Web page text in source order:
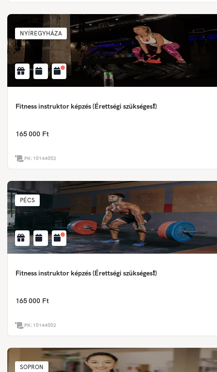
NYÍREGYHÁZA
Fitness instruktor képzés (Érettségi szükséges❗)
165 000 Ft
PK: 10144002
PÉCS
Fitness instruktor képzés (Érettségi szükséges❗)
165 000 Ft
PK: 10144002
SOPRON